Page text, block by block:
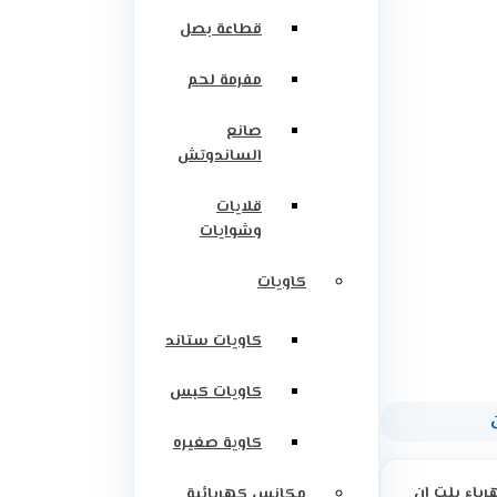
قطاعة بصل
مفرمة لحم
صانع
الساندوتش
قلايات
وشوايات
كاويات
كاويات ستاند
كاويات كبس
كاوية صغيره